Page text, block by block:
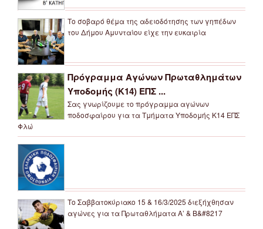
Το σοβαρό θέμα της αδειοδότησης των γηπέδων
του Δήμου Αμυνταίου είχε την ευκαιρία
Πρόγραμμα Αγώνων Πρωταθλημάτων
Υποδομής (Κ14) ΕΠΣ ...
Σας γνωρίζουμε το πρόγραμμα αγώνων
ποδοσφαίρου για τα Τμήματα Υποδομής Κ14 ΕΠΣ
Φλώ
Το Σαββατοκύριακο 15 & 16/3/2025 διεξήχθησαν
αγώνες για τα Πρωταθλήματα Α’ & Β&#8217